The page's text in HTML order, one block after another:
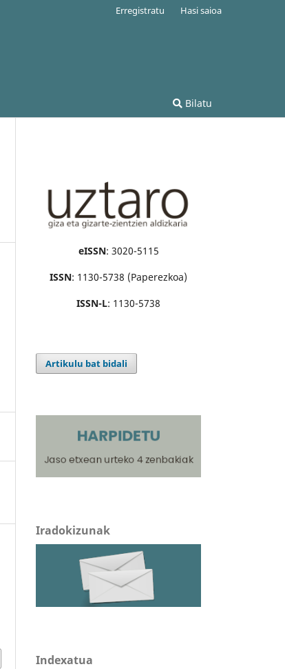
Bilatu
Erregistratu Hasi saioa
eISSN: 3020-5115
ISSN: 1130-5738 (Paperezkoa)
ISSN-L: 1130-5738
Artikulu bat bidali
Iradokizunak
Indexatua